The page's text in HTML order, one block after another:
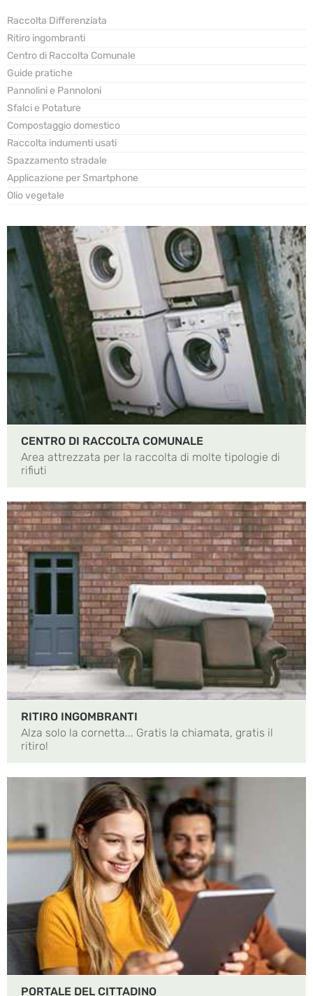
Raccolta Differenziata
Ritiro ingombranti
Centro di Raccolta Comunale
Guide pratiche
Pannolini e Pannoloni
Sfalci e Potature
Compostaggio domestico
Raccolta indumenti usati
Spazzamento stradale
Applicazione per Smartphone
Olio vegetale
CENTRO DI RACCOLTA COMUNALE
Area attrezzata per la raccolta di molte tipologie di
rifiuti
RITIRO INGOMBRANTI
Alza solo la cornetta... Gratis la chiamata, gratis il
ritiro!
PORTALE DEL CITTADINO